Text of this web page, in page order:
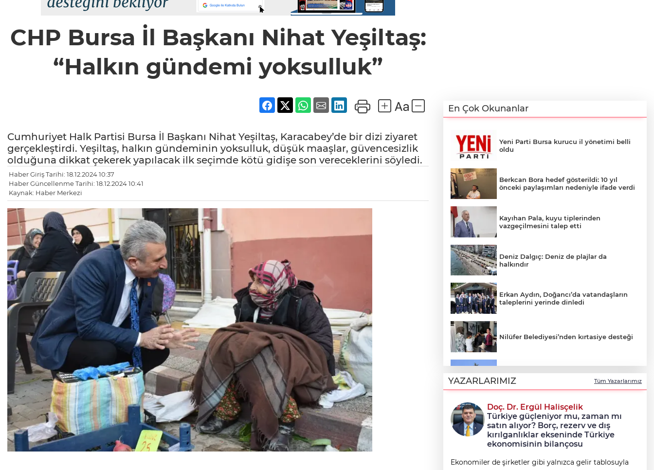
CHP Bursa İl Başkanı Nihat Yeşiltaş:
“Halkın gündemi yoksulluk”
Cumhuriyet Halk Partisi Bursa İl Başkanı Nihat Yeşiltaş, Karacabey’de bir dizi ziyaret
gerçekleştirdi. Yeşiltaş, halkın gündeminin yoksulluk, düşük maaşlar, güvencesizlik
olduğuna dikkat çekerek yapılacak ilk seçimde kötü gidişe son vereceklerini söyledi.
Haber Giriş Tarihi: 18.12.2024 10:37
Haber Güncellenme Tarihi: 18.12.2024 10:41
Kaynak: Haber Merkezi
En Çok Okunanlar
Yeni Parti Bursa kurucu il yönetimi belli
oldu
Berkcan Bora hedef gösterildi: 10 yıl
önceki paylaşımları nedeniyle ifade verdi
Kayıhan Pala, kuyu tiplerinden
vazgeçilmesini talep etti
Deniz Dalgıç: Deniz de plajlar da
halkındır
Erkan Aydın, Doğancı’da vatandaşların
taleplerini yerinde dinledi
Nilüfer Belediyesi’nden kırtasiye desteği
korunuyor
Kızamık olguları 4 kat arttı: Sağlık
Bakanlığı ne yapıyor?
YAZARLARIMIZ Tüm Yazarlarımız
Doç. Dr. Ergül Halisçelik
Türkiye güçleniyor mu, zaman mı
satın alıyor? Borç, rezerv ve dış
kırılganlıklar ekseninde Türkiye
ekonomisinin bilançosu
Ekonomiler de şirketler gibi yalnızca gelir tablosuyla